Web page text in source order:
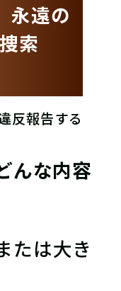
永遠の
索
反報告する
んな内容
たは大き